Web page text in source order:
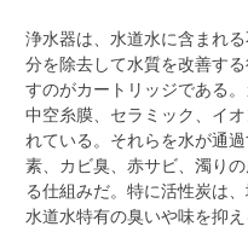
浄水器は、水道水に含まれ
分を除去して水質を改善す
すのがカートリッジである
中空糸膜、セラミック、イ
れている。それらを水が通
素、カビ臭、赤サビ、濁り
る仕組みだ。特に活性炭は
水道水特有の臭いや味を抑え